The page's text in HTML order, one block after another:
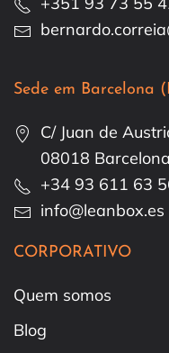
Sede em Barcelona
C/ Juan de
08018 Barcelona
+34 93 611 63
info@leanbox.es
CORPORATIVO
Quem somos
Blog